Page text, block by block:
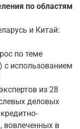
по областям
и Китай:
по теме
с использованием
из 28
деловых
вовлеченных в